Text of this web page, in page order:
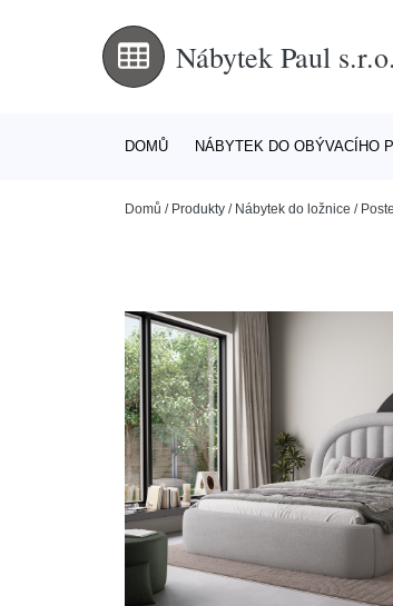
Nábytek Paul
DOMŮ NÁBYTEK DO OBÝVACÍHO
Domů / Produkty / Nábytek do ložnice /